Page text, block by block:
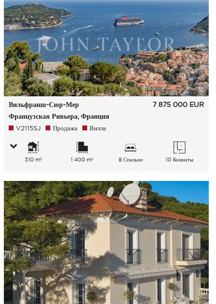
Вильфранш-Сюр-Мер
Французская Ривьера, Франция
7 875 000 EUR
V2115SJ Продажа Вилла
310 m² 1 400 m² 8 Спальни 10 Комнаты